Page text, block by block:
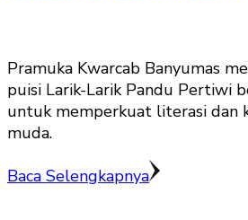
Pramuka Kwarcab Banyumas
puisi Larik-Larik Pandu Pertiwi
untuk memperkuat literasi dan
muda.
Baca Selengkapnya